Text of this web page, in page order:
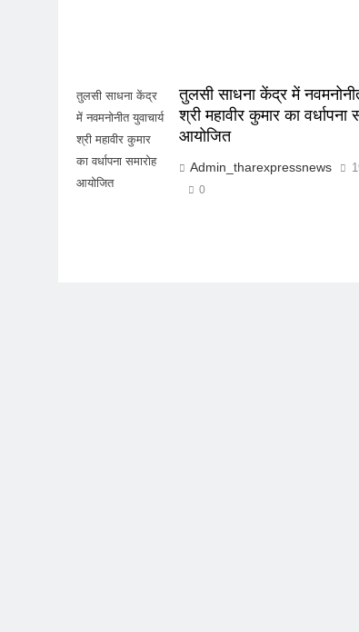
तुलसी साधना केंद्र
में नवमनोनीत युवाचार्य
श्री महावीर कुमार
का वर्धापना समारोह
आयोजित
तुलसी साधना केंद्र में नवमनोनीत
श्री महावीर कुमार का वर्धापना
आयोजित
Admin_tharexpressnews
0